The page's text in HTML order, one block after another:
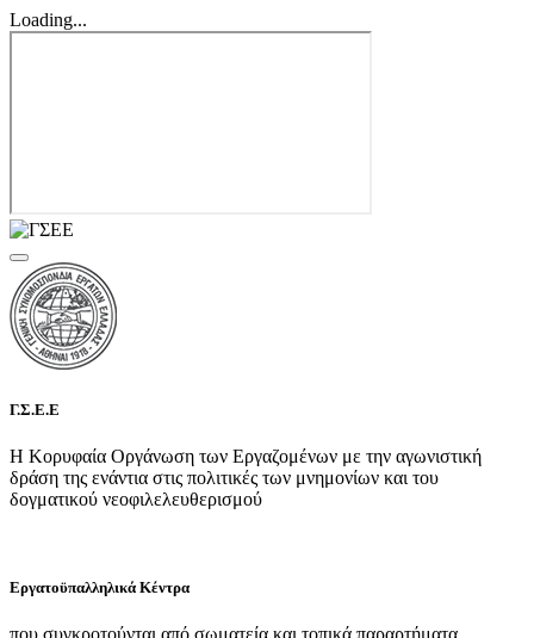
Loading...
Γ.Σ.Ε.Ε
Η Κορυφαία Οργάνωση των Εργαζομένων με την αγωνιστική
δράση της ενάντια στις πολιτικές των μνημονίων και του
δογματικού νεοφιλελευθερισμού
Εργατοϋπαλληλικά Κέντρα
που συγκροτούνται από σωματεία και τοπικά παραρτήματα